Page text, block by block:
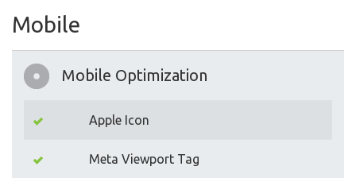
Mobile
Mobile Optimization
Apple Icon
Meta Viewport Tag